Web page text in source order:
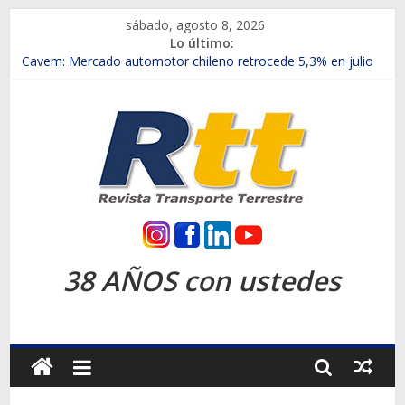
contenido
sábado, agosto 8, 2026
Lo último:
Chile es el primer mercado internacional en lanzar la nueva
Salfa suma vehículos electrificados de Chevrolet en el Biobío
Samex amplía su red con nuevas sucursales en Rancagua y
SINOTRUK Pick-ups presentó la recién estrenada Bolden en
la Expo Compras Públicas 2026
Revista
Transporte
Terrestre
38 AÑOS con ustedes